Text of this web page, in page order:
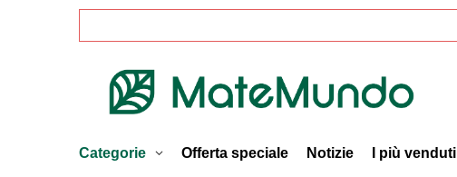
Categorie Offerta speciale Notizie I più venduti